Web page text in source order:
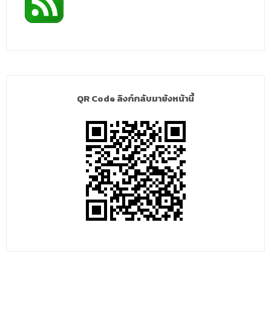
QR Code ลิงก์กลับมายังหน้านี้